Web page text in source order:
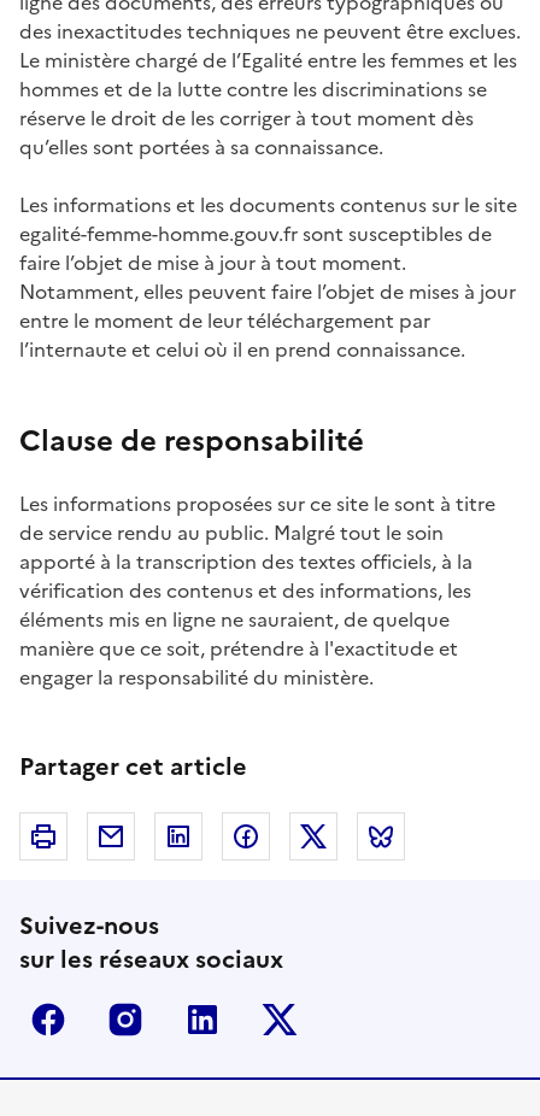
des inexactitudes techniques ne peuvent être exclues.
Le ministère chargé de l’Egalité entre les femmes et les
hommes et de la lutte contre les discriminationsse
réserve le droit de les corriger à tout moment dès
qu’elles sont portées à sa connaissance.
Les informations et les documents contenus sur le site
egalité-femme-homme.gouv.fr sont susceptibles de
faire l’objet de mise à jour à tout moment.
Notamment, elles peuvent faire l’objet de mises à jour
entre le moment de leur téléchargement par
l’internaute et celui où il en prend connaissance.
Clause de responsabilité
Les informations proposées sur ce site le sont à titre
de service rendu au public. Malgré tout le soin
apporté à la transcription des textes officiels, à la
vérification des contenus et des informations, les
éléments mis en ligne ne sauraient, de quelque
manière que ce soit, prétendre à l'exactitude et
engager la responsabilité du ministère.
Partager cet article
Imprimer Courriel Linkedin FacebookTwitter
Suivez-nous
sur les réseaux sociaux
Facebook InstagramLinkedin